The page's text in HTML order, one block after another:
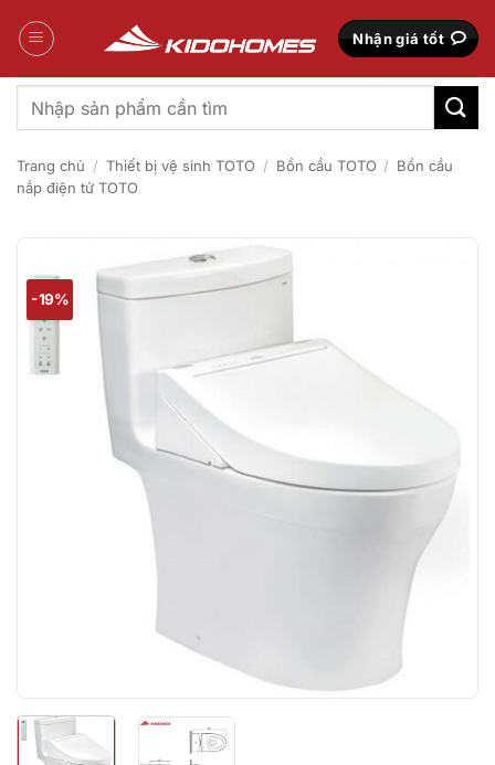
qua
Nhận giá tốt
Tìm
kiếm:
Trang chủ / Thiết bị vệ sinh TOTO / Bồn cầu TOTO / Bồn cầu
nắp điện tử TOTO
-19%